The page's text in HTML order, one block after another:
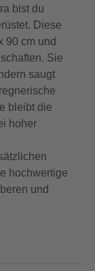
bist du
Diese
90 cm und
Sie
saugt
bleibt die
hoher
hochwertige
und